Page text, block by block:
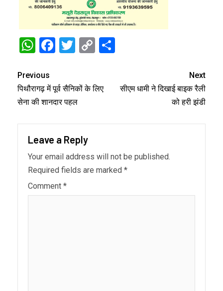
WhatsApp
Facebook
Twitter
Copy
Previous
पिथौरागढ़ में पूर्व सैनिकों के लिए
सेना की शानदार पहल
Next
सीएम धामी ने दिखाई बाइक रैली
को हरी झंडी
Leave a Reply
Your email address will not be published.
Required fields are marked *
Comment *